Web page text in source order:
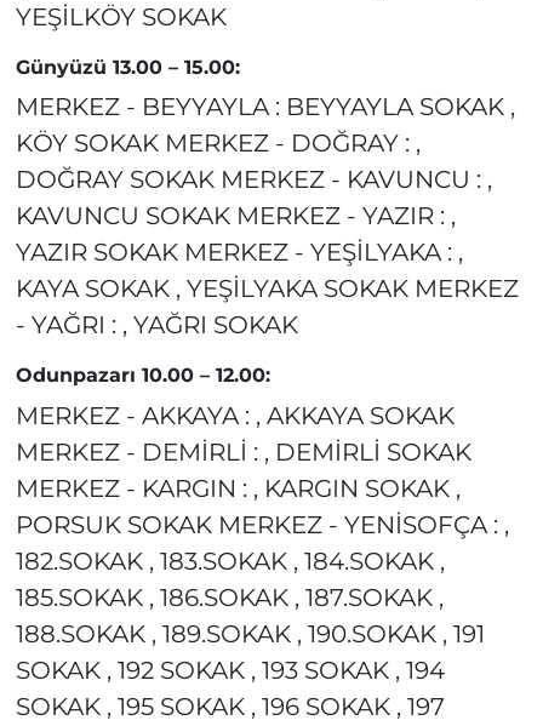
YEŞİLKÖY SOKAK
Günyüzü 13.00 – 15.00:
MERKEZ - BEYYAYLA : BEYYAYLA SOKAK ,
KÖY SOKAK MERKEZ - DOĞRAY : ,
DOĞRAY SOKAK MERKEZ - KAVUNCU : ,
KAVUNCU SOKAK MERKEZ - YAZIR : ,
YAZIR SOKAK MERKEZ - YEŞİLYAKA : ,
KAYA SOKAK , YEŞİLYAKA SOKAK MERKEZ
- YAĞRI : , YAĞRI SOKAK
Odunpazarı 10.00 – 12.00:
MERKEZ - AKKAYA : , AKKAYA SOKAK
MERKEZ - DEMİRLİ : , DEMİRLİ SOKAK
MERKEZ - KARGIN : , KARGIN SOKAK ,
PORSUK SOKAK MERKEZ - YENİSOFÇA : ,
182.SOKAK , 183.SOKAK , 184.SOKAK ,
185.SOKAK , 186.SOKAK , 187.SOKAK ,
188.SOKAK , 189.SOKAK , 190.SOKAK , 191
SOKAK , 192 SOKAK , 193 SOKAK , 194
SOKAK , 195 SOKAK , 196 SOKAK , 197